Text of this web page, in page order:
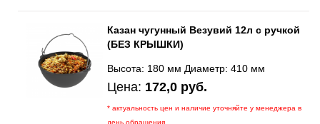
Казан чугунный Везувий 12л с ручкой
(БЕЗ КРЫШКИ)
Высота: 180 мм Диаметр: 410 мм
Цена: 172,0 руб.
* актуальность цен и наличие уточняйте у менеджера в
день обращения